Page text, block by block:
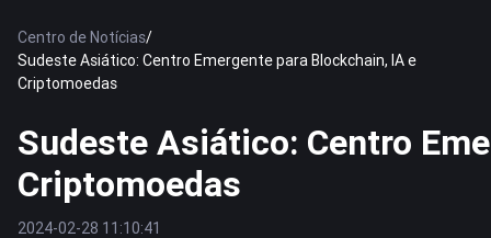
Centro de Notícias/
Sudeste Asiático: Centro Emergente para Blockchain, IA e
Criptomoedas
Sudeste Asiático: Centro
Criptomoedas
2024-02-28 11:10:41